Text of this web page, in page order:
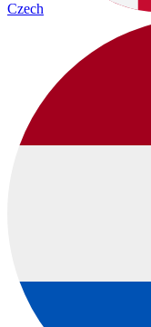
Czech